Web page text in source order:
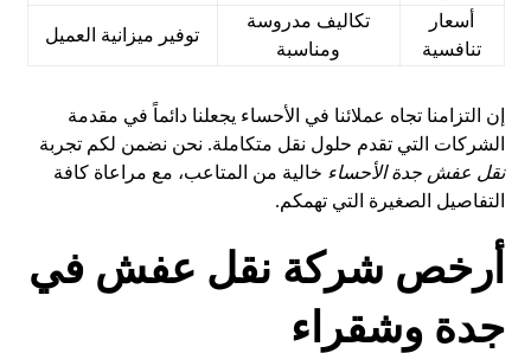
أسعار
تنافسية
تكاليف مدروسة
ومناسبة
توفير ميزانية العميل
إن التزامنا تجاه عملائنا في الأحساء يجعلنا دائماً في مقدمة
الشركات التي تقدم حلول نقل متكاملة. نحن نضمن لكم تجربة
نقل عفش جدة الأحساء خالية من المتاعب، مع مراعاة كافة
التفاصيل الصغيرة التي تهمكم.
أرخص شركة نقل عفش في
جدة وشقراء